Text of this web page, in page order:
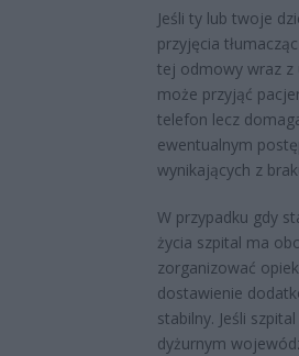
Jeśli ty lub twoje
przyjęcia
tej odmowy wraz z
może przyjąć
telefon lecz
ewentualnym
wynikających z
W przypadku gdy
życia szpital ma
zorganizować
dostawienie
stabilny. Jeśli
dyżurnym